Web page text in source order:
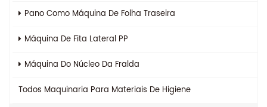
Pano Como Máquina De Folha Traseira
Máquina De Fita Lateral PP
Máquina Do Núcleo Da Fralda
Todos Maquinaria Para Materiais De Higiene